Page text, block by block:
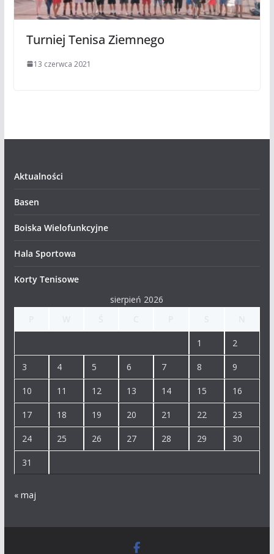
Turniej Tenisa Ziemnego
13 czerwca 2021
Aktualności
Basen
Boiska Wielofunkcyjne
Hala Sportowa
Korty Tenisowe
sierpień 2026
1 2
3 4 5 6 7 8 9
10 11 12 13 14 15 16
17 18 19 20 21 22 23
24 25 26 27 28 29 30
31
« maj